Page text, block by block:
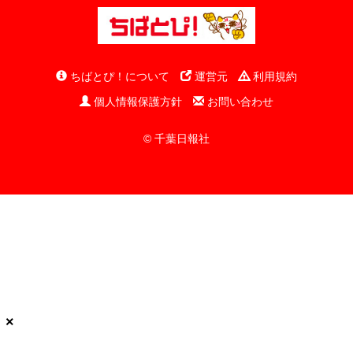
ちばとぴ！について 運営元
利用規約
個人情報保護方針
お問い合わせ
© 千葉日報社
×